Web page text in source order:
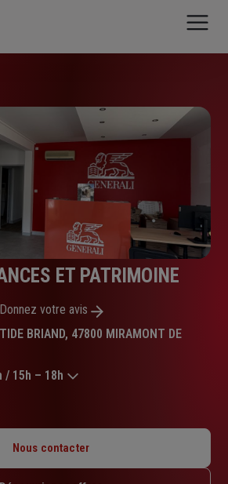
ET PATRIMOINE
Donnez votre avis
BRIAND, 47800 MIRAMONT DE
Ouvert 09h – 12h / 15h – 18h
/ 14h – 18h
15h – 18h
Nous contacter